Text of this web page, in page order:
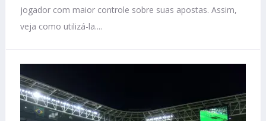
jogador com maior controle sobre suas apostas. Assim,
veja como utilizá-la....